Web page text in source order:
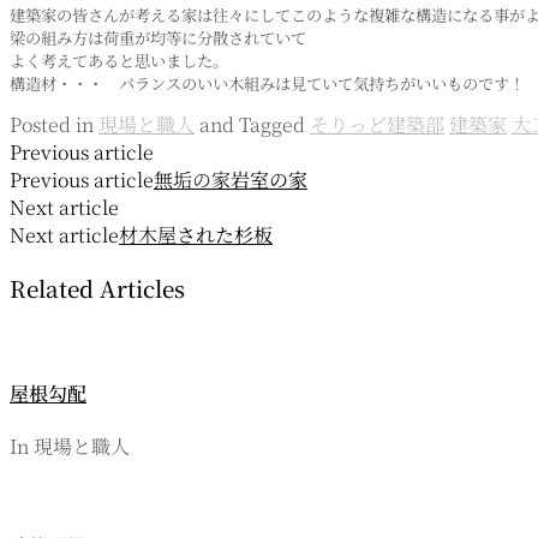
建築家の皆さんが考える家は往々にしてこのような複雑な構造になる事がよ
梁の組み方は荷重が均等に分散されていて
よく考えてあると思いました。
構造材・・・ バランスのいい木組みは見ていて気持ちがいいものです！
Posted in 現場と職人 andTagged そりっど建築部 建築家 大
投
稿
ナ
ビ
シ
ョ
Previous article
Previous article無垢の家岩室の家
Next article
Next article材木屋された杉板
Related Articles
屋根勾配
In 現場と職人